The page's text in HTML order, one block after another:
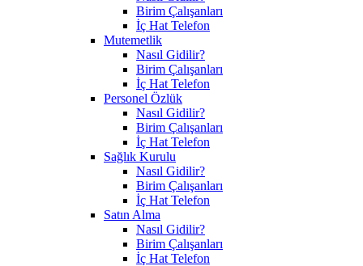
Birim Çalışanları
İç Hat Telefon
Mutemetlik
Nasıl Gidilir?
Birim Çalışanları
İç Hat Telefon
Personel Özlük
Nasıl Gidilir?
Birim Çalışanları
İç Hat Telefon
Sağlık Kurulu
Nasıl Gidilir?
Birim Çalışanları
İç Hat Telefon
Satın Alma
Nasıl Gidilir?
Birim Çalışanları
İç Hat Telefon